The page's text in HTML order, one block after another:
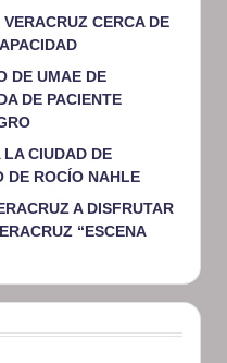
CERCA DE
DE UMAE DE
DE PACIENTE
LA CIUDAD DE
DE ROCÍO NAHLE
A DISFRUTAR
“ESCENA